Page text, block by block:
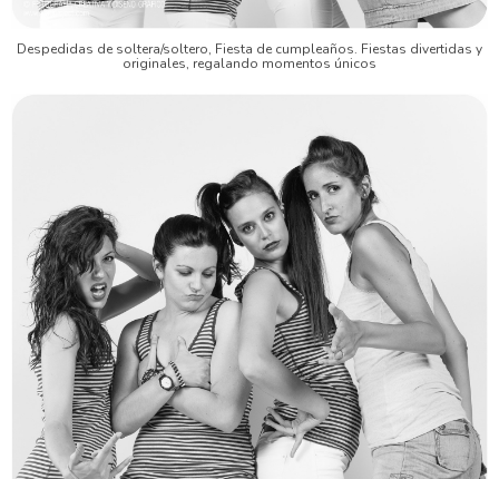
Despedidas de soltera/soltero, Fiesta de cumpleaños. Fiestas divertidas y
originales, regalando momentos únicos